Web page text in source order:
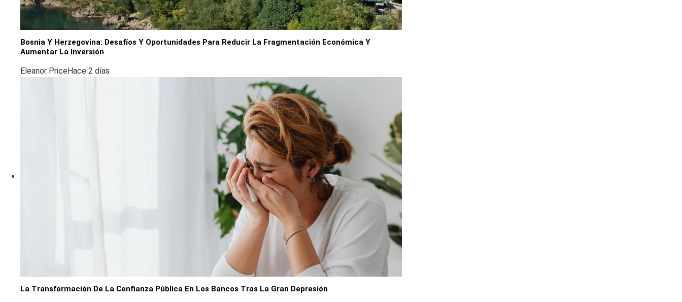
Bosnia Y Herzegovina: Desafíos Y Oportunidades Para Reducir La Fragmentación Económica Y
Aumentar La Inversión
Eleanor PriceHace 2 días
La Transformación De La Confianza Pública En Los Bancos Tras La Gran Depresión